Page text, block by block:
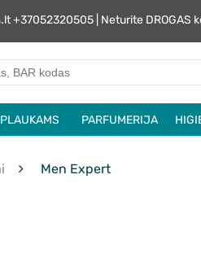
+37052320505 | Neturite
PLAUKAMS PARFUMERIJA
Men Expert